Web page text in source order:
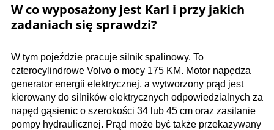
W co wyposażony jest Karl i przy jakich
zadaniach się sprawdzi?
W tym pojeździe pracuje silnik spalinowy. To
czterocylindrowe Volvo o mocy 175 KM. Motor napędza
generator energii elektrycznej, a wytworzony prąd jest
kierowany do silników elektrycznych odpowiedzialnych za
napęd gąsienic o szerokości 34 lub 45 cm oraz zasilanie
pompy hydraulicznej. Prąd może być także przekazywany